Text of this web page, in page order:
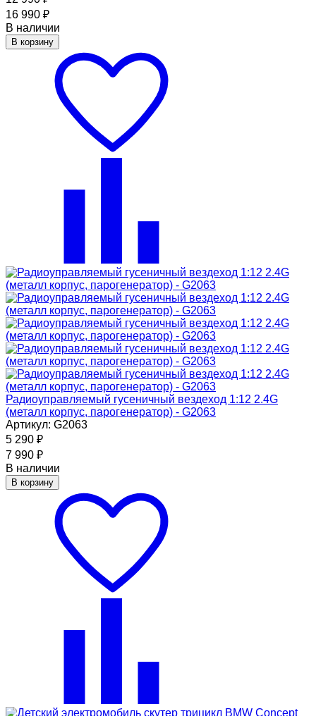
16 990 ₽
В наличии
В корзину
Радиоуправляемый гусеничный вездеход 1:12 2.4G
(металл корпус, парогенератор) - G2063
Артикул: G2063
5 290 ₽
7 990 ₽
В наличии
В корзину